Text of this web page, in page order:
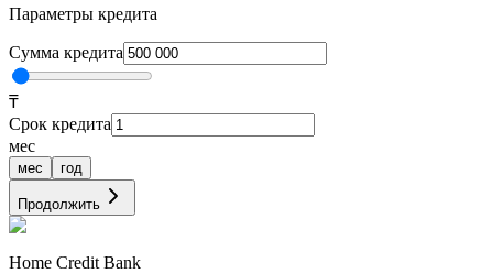
Параметры кредита
Cумма кредита
₸
Срок кредита
мес
мес год
Продолжить
Home Credit Bank